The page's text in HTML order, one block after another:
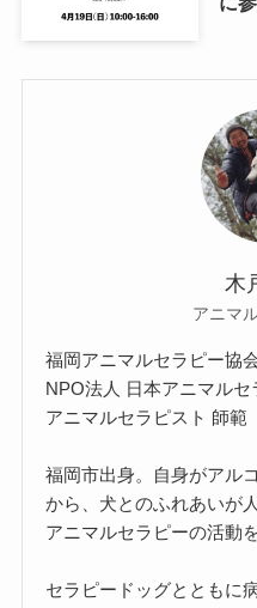
木
アニマ
福岡アニマルセラピー協
NPO法人 日本アニマル
アニマルセラピスト 師範
福岡市出身。自身がアル
から、犬とのふれあいが
アニマルセラピーの活動を
セラピードッグとともに